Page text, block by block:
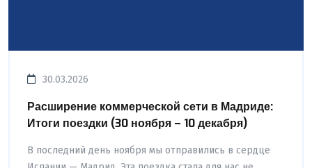
30.03.2026
Расширение коммерческой сети в Мадриде:
Итоги поездки (30 ноября – 10 декабря)
В последний день ноября мы отправились в сердце